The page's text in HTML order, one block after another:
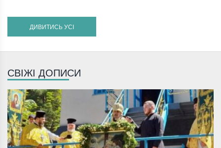
ДИВИТИСЬ УСІ
СВІЖІ ДОПИСИ